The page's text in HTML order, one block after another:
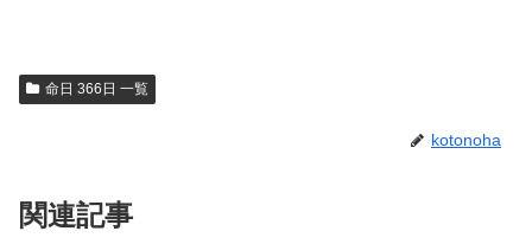
命日 366日 一覧
kotonoha
関連記事